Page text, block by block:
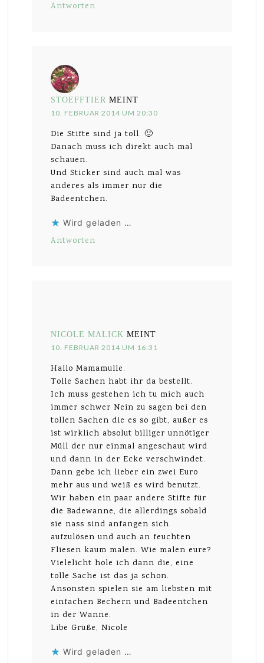
Antworten
STOEFFTIER MEINT
10. FEBRUAR 2014 UM 20:30
Die Stifte sind ja toll. 🙂
Danach muss ich direkt auch mal
schauen.
Und Sticker sind auch mal was
anderes als immer nur die
Badeentchen.
Wird geladen …
Antworten
NICOLE MALICK MEINT
10. FEBRUAR 2014 UM 16:31
Hallo Mamamulle.
Tolle Sachen habt ihr da bestellt.
Ich muss gestehen ich tu mich auch
immer schwer Nein zu sagen bei den
tollen Sachen die es so gibt, außer es
ist wirklich absolut billiger unnötiger
Müll der nur einmal angeschaut wird
und dann in der Ecke verschwindet.
Dann gebe ich lieber ein zwei Euro
mehr aus und weiß es wird benutzt.
Wir haben ein paar andere Stifte für
die Badewanne, die allerdings sobald
sie nass sind anfangen sich
aufzulösen und auch an feuchten
Fliesen kaum malen. Wie malen eure?
Vielelicht hole ich dann die, eine
tolle Sache ist das ja schon.
Ansonsten spielen sie am liebsten mit
einfachen Bechern und Badeentchen
in der Wanne.
Libe Grüße, Nicole
Wird geladen …